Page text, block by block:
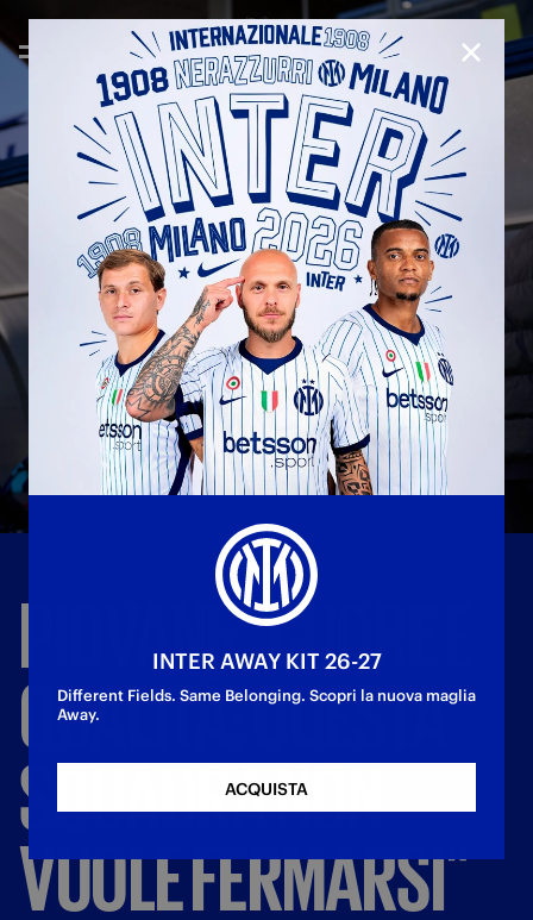
PIOVANI:"CUORE
QUALITÀ:QUESTA
SQUADRANON
VUOLEFERMARSI"
INTER AWAY KIT 26-27
Different Fields. Same Belonging. Scopri la nuova maglia
Away.
ACQUISTA